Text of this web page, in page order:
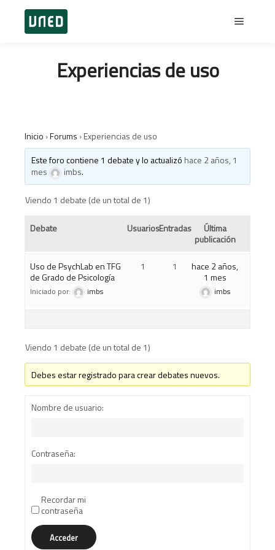
Experiencias de uso
Inicio ›Forums ›Experiencias de uso
Este foro contiene 1 debate y lo actualizó hace 2 años, 1
mes
imbs.
Viendo 1 debate (de un total de 1)
Debate UsuariosEntradas
Última
publicación
Uso de PsychLab en TFG
de Grado de Psicología
Iniciado por: imbs
1 1
hace 2 años,
1 mes
imbs
Viendo 1 debate (de un total de 1)
Debes estar registrado para crear debates nuevos.
Nombre de usuario:
Contraseña:
Recordar mi
contraseña
Acceder